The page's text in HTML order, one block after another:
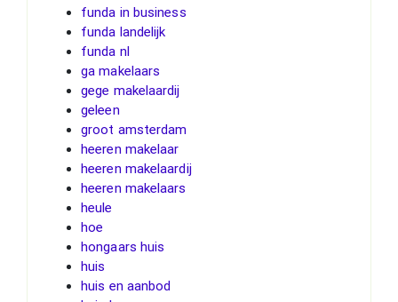
funda in business
funda landelijk
funda nl
ga makelaars
gege makelaardij
geleen
groot amsterdam
heeren makelaar
heeren makelaardij
heeren makelaars
heule
hoe
hongaars huis
huis
huis en aanbod